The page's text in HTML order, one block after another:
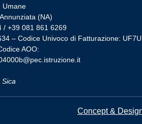
Umane
(NA)
/ +39 081 861 6269
– Codice Univoco di Fatturazione:
AOO:
Concept &